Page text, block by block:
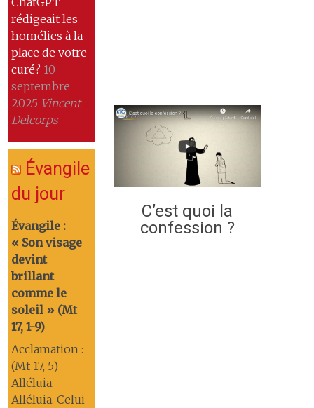
rédigeait les
homélies à la
place de votre
curé? 10
septembre
2025 Vincent
Delcorps
Évangile
du jour
Évangile :
« Son visage
devint
brillant
comme le
soleil » (Mt
17, 1-9)
Acclamation :
(Mt 17, 5)
Alléluia.
Alléluia. Celui-
C’est quoi la
confession ?